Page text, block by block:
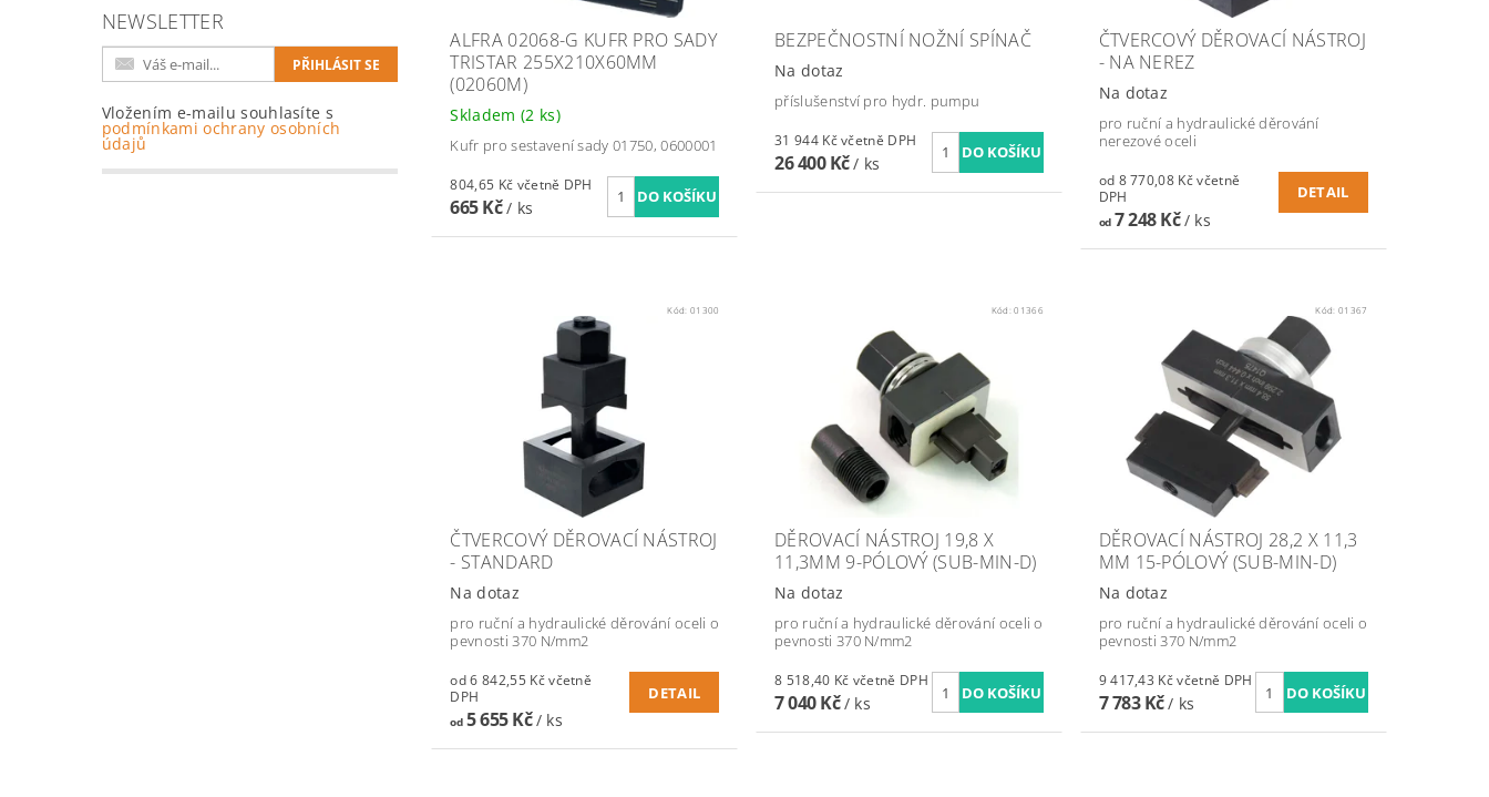
NEWSLETTER
Vložením e-mailu souhlasíte s
podmínkami ochrany osobních
údajů
ALFRA 02068-G KUFR PRO SADY
TRISTAR 255X210X60MM
(02060M)
Skladem (2 ks)
Kufr pro sestavení sady 01750, 0600001
804,65 Kč včetně DPH
665 Kč/ ks
BEZPEČNOSTNÍ NOŽNÍ SPÍNAČ
Na dotaz
příslušenství pro hydr. pumpu
31 944 Kč včetně DPH
26 400 Kč/ ks
ČTVERCOVÝ DĚROVACÍ NÁSTROJ
- NA NEREZ
Na dotaz
pro ruční a hydraulické děrování
nerezové oceli
od 8 770,08 Kč včetně
DPH
od7 248 Kč/ ks
DETAIL
Kód: 01300
ČTVERCOVÝ DĚROVACÍ NÁSTROJ
- STANDARD
Na dotaz
pro ruční a hydraulické děrování oceli o
pevnosti 370 N/mm2
od 6 842,55 Kč včetně
DPH
od5 655 Kč/ ks
DETAIL
Kód:01366
DĚROVACÍ NÁSTROJ 19,8 X
11,3MM 9-PÓLOVÝ (SUB-MIN-D)
Na dotaz
pro ruční a hydraulické děrování oceli o
pevnosti 370 N/mm2
8 518,40 Kč včetně DPH
7 040 Kč/ ks
Kód:01367
DĚROVACÍ NÁSTROJ 28,2 X 11,3
MM 15-PÓLOVÝ (SUB-MIN-D)
Na dotaz
pro ruční a hydraulické děrování oceli o
pevnosti 370 N/mm2
9 417,43 Kč včetně DPH
7 783 Kč/ ks